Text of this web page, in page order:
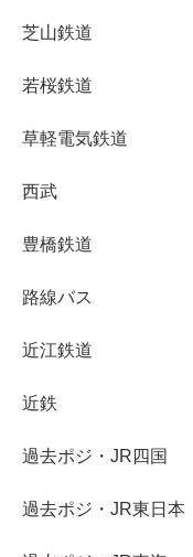
芝山鉄道
若桜鉄道
草軽電気鉄道
西武
豊橋鉄道
路線バス
近江鉄道
近鉄
過去ポジ・JR四国
過去ポジ・JR東日本